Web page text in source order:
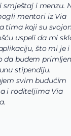
smještaj i menzu.
mentori iz Via
tima koji su
uspeli da mi
što mi je i
da budem
stipendiju.
svim budućim
i roditeljima Via